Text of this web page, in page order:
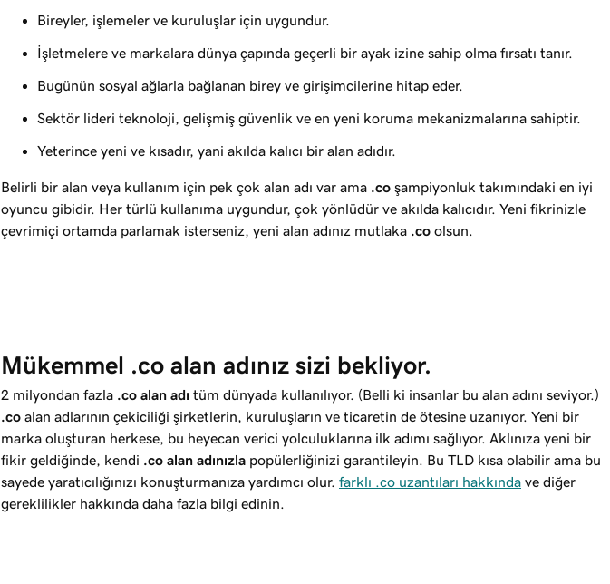
Bireyler, işlemeler ve kuruluşlar için uygundur.
İşletmelere ve markalara dünya çapında geçerli bir ayak izine sahip olma fırsatı tanır.
Bugünün sosyal ağlarla bağlanan birey ve girişimcilerine hitap eder.
Sektör lideri teknoloji, gelişmiş güvenlik ve en yeni koruma mekanizmalarına sahiptir.
Yeterince yeni ve kısadır, yani akılda kalıcı bir alan adıdır.
Belirli bir alan veya kullanım için pek çok alan adı var ama .co şampiyonluk takımındaki en iyi
oyuncu gibidir. Her türlü kullanıma uygundur, çok yönlüdür ve akılda kalıcıdır. Yeni fikrinizle
çevrimiçi ortamda parlamak isterseniz, yeni alan adınız mutlaka .co olsun.
Mükemmel .co alan adınız sizi bekliyor.
2 milyondan fazla .co alan adı tüm dünyada kullanılıyor. (Belli ki insanlar bu alan adını seviyor.)
.co alan adlarının çekiciliği şirketlerin, kuruluşların ve ticaretin de ötesine uzanıyor. Yeni bir
marka oluşturan herkese, bu heyecan verici yolculuklarına ilk adımı sağlıyor. Aklınıza yeni bir
fikir geldiğinde, kendi .co alan adınızla popülerliğinizi garantileyin. Bu TLD kısa olabilir ama bu
sayede yaratıcılığınızı konuşturmanıza yardımcı olur. farklı .co uzantıları hakkında ve diğer
gereklilikler hakkında daha fazla bilgi edinin.